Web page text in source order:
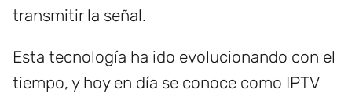
transmitir la señal.
Esta tecnología ha ido evolucionando con el
tiempo, y hoy en día se conoce como IPTV